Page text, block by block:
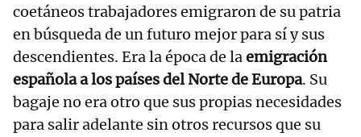
coetáneos trabajadores emigraron de su patria
en búsqueda de un futuro mejor para sí y sus
descendientes. Era la época de laemigración
española a los países del Norte de Europa. Su
bagaje no era otro que sus propias necesidades
para salir adelante sin otros recursos que su